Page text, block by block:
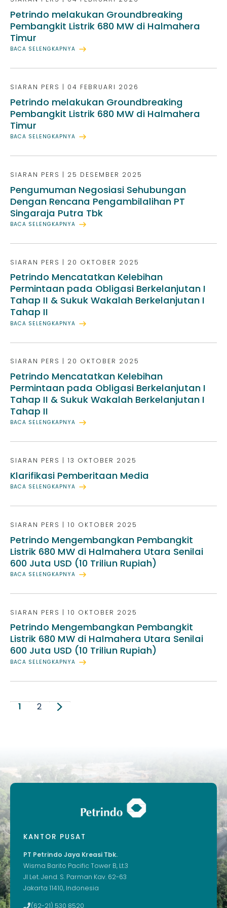
Petrindo melakukan Groundbreaking
Pembangkit Listrik 680 MW di Halmahera
Timur
BACA SELENGKAPNYA
SIARAN PERS | 04 FEBRUARI 2026
Petrindo melakukan Groundbreaking
Pembangkit Listrik 680 MW di Halmahera
Timur
BACA SELENGKAPNYA
SIARAN PERS | 25 DESEMBER 2025
Pengumuman Negosiasi Sehubungan
Dengan Rencana Pengambilalihan PT
Singaraja Putra Tbk
BACA SELENGKAPNYA
SIARAN PERS | 20 OKTOBER 2025
Petrindo Mencatatkan Kelebihan
Permintaan pada Obligasi Berkelanjutan I
Tahap II & Sukuk Wakalah Berkelanjutan I
Tahap II
BACA SELENGKAPNYA
SIARAN PERS | 20 OKTOBER 2025
Petrindo Mencatatkan Kelebihan
Permintaan pada Obligasi Berkelanjutan I
Tahap II & Sukuk Wakalah Berkelanjutan I
Tahap II
BACA SELENGKAPNYA
SIARAN PERS | 13 OKTOBER 2025
Klarifikasi Pemberitaan Media
BACA SELENGKAPNYA
SIARAN PERS | 10 OKTOBER 2025
Petrindo Mengembangkan Pembangkit
Listrik 680 MW di Halmahera Utara Senilai
600 Juta USD (10 Triliun Rupiah)
BACA SELENGKAPNYA
SIARAN PERS | 10 OKTOBER 2025
Petrindo Mengembangkan Pembangkit
Listrik 680 MW di Halmahera Utara Senilai
600 Juta USD (10 Triliun Rupiah)
BACA SELENGKAPNYA
1 2
KANTOR PUSAT
PT Petrindo Jaya Kreasi Tbk.
Wisma Barito Pacific Tower B, Lt.3
Jl Let. Jend. S. Parman Kav. 62-63
Jakarta 11410, Indonesia
(62-21) 530 8520